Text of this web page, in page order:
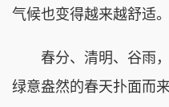
气候也变得越来越舒适。
春分、清明、谷雨，
绿意盎然的春天扑面而